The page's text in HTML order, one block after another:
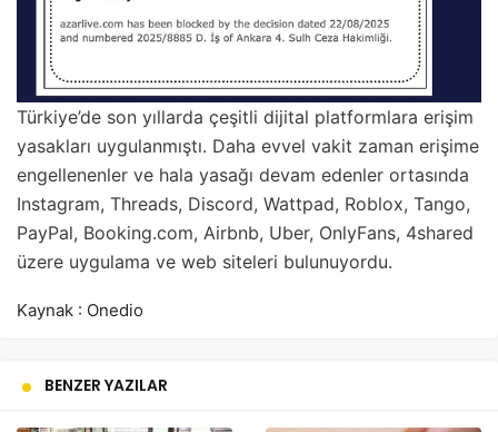
Türkiye’de son yıllarda çeşitli dijital platformlara erişim
yasakları uygulanmıştı. Daha evvel vakit zaman erişime
engellenenler ve hala yasağı devam edenler ortasında
Instagram, Threads, Discord, Wattpad, Roblox, Tango,
PayPal, Booking.com, Airbnb, Uber, OnlyFans, 4shared
üzere uygulama ve web siteleri bulunuyordu.
Kaynak : Onedio
BENZER YAZILAR